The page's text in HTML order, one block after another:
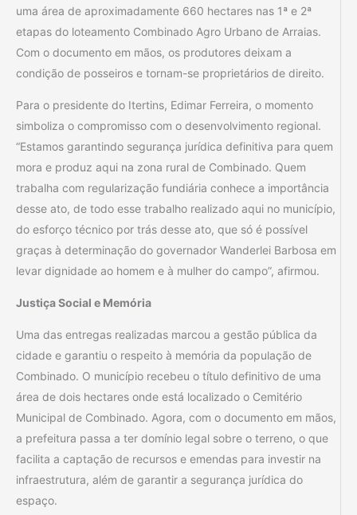
uma área de aproximadamente 660 hectares nas 1ª e 2ª
etapas do loteamento Combinado Agro Urbano de Arraias.
Com o documento em mãos, os produtores deixam a
condição de posseiros e tornam-se proprietários de direito.
Para o presidente do Itertins, Edimar Ferreira, o momento
simboliza o compromisso com o desenvolvimento regional.
“Estamos garantindo segurança jurídica definitiva para quem
mora e produz aqui na zona rural de Combinado. Quem
trabalha com regularização fundiária conhece a importância
desse ato, de todo esse trabalho realizado aqui no município,
do esforço técnico por trás desse ato, que só é possível
graças à determinação do governador Wanderlei Barbosa em
levar dignidade ao homem e à mulher do campo”, afirmou.
Justiça Social e Memória
Uma das entregas realizadas marcou a gestão pública da
cidade e garantiu o respeito à memória da população de
Combinado. O município recebeu o título definitivo de uma
área de dois hectares onde está localizado o Cemitério
Municipal de Combinado. Agora, com o documento em mãos,
a prefeitura passa a ter domínio legal sobre o terreno, o que
facilita a captação de recursos e emendas para investir na
infraestrutura, além de garantir a segurança jurídica do
espaço.